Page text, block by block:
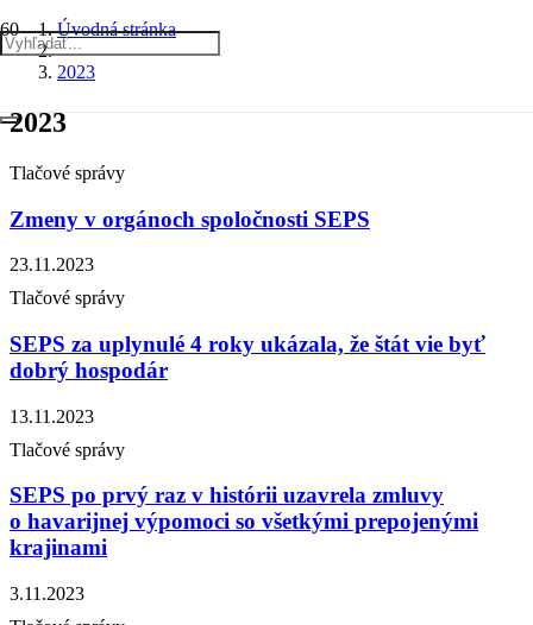
Úvodná stránka
2023
2023
Tlačové správy
Zmeny v orgánoch spoločnosti SEPS
23.11.2023
Tlačové správy
SEPS za uplynulé 4 roky ukázala, že štát vie byť
dobrý hospodár
13.11.2023
Tlačové správy
SEPS po prvý raz v histórii uzavrela zmluvy
o havarijnej výpomoci so všetkými prepojenými
krajinami
3.11.2023